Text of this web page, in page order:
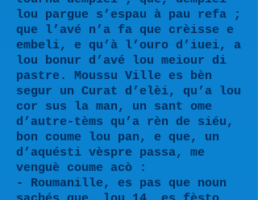
lou pargue s’espau à pau refa ;
que l’avé n’a fa que crèisse e
embeli, e qu’à l’ouro d’iuei, a
lou bonur d’avé lou meiour di
pastre. Moussu Ville es bèn
segur un Curat d’elèi, qu’a lou
cor sus la man, un sant ome
d’autre-tèms qu’a rèn de siéu,
bon coume lou pan, e que, un
d’aquésti vèspre passa, me
venguè coume acò :
- Roumanille, es pas que noun